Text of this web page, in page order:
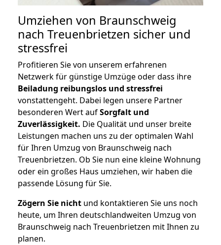
Umziehen von Braunschweig
nach Treuenbrietzen sicher und
stressfrei
Profitieren Sie von unserem erfahrenen
Netzwerk für günstige Umzüge oder dass ihre
Beiladung reibungslos und stressfrei
vonstattengeht. Dabei legen unsere Partner
besonderen Wert aufSorgfalt und
Zuverlässigkeit. Die Qualität und unser breite
Leistungen machen uns zu der optimalen Wahl
für Ihren Umzug von Braunschweig nach
Treuenbrietzen. Ob Sie nun eine kleine Wohnung
oder ein großes Haus umziehen, wir haben die
passende Lösung für Sie.
Zögern Sie nicht und kontaktieren Sie uns noch
heute, um Ihren deutschlandweiten Umzug von
Braunschweig nach Treuenbrietzen mit Ihnen zu
planen.